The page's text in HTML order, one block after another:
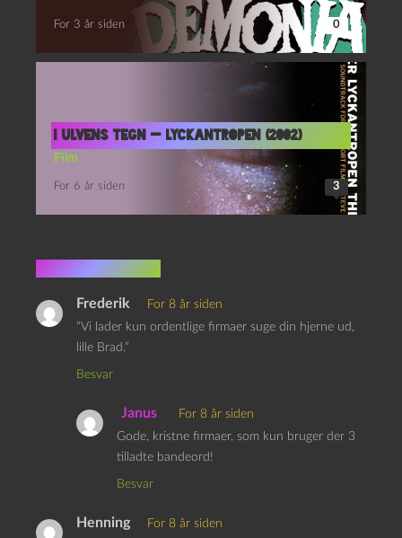
For 3 år siden 0
I ulvens tegn — Lyckantropen (2002)
Film
For 6 år siden 3
3 kommentarer
Frederik
For 8 år siden
“Vi lader kun ordentlige firmaer suge din hjerne ud,
lille Brad.”
Besvar
Janus
For 8 år siden
Gode, kristne firmaer, som kun bruger der 3
tilladte bandeord!
Besvar
Henning
For 8 år siden